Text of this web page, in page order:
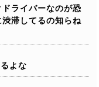
ライバーなのが恐
滞してるの知らね
よな